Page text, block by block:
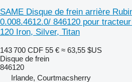
SAME Disque de frein arrière
0.008.4612.0/ 846120 pour
120 Iron, Silver, Titan
143 700 CDF 55 € ≈ 63,55 $US
Disque de frein
846120
Irlande, Courtmacsherry